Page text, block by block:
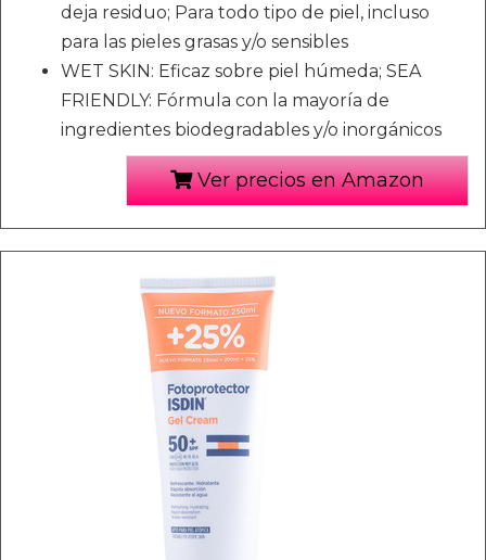
deja residuo; Para todo tipo de piel, incluso
para las pieles grasas y/o sensibles
WET SKIN: Eficaz sobre piel húmeda; SEA
FRIENDLY: Fórmula con la mayoría de
ingredientes biodegradables y/o inorgánicos
Ver precios en Amazon